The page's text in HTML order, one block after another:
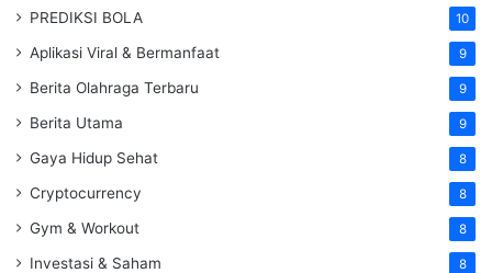
PREDIKSI BOLA 10
Aplikasi Viral & Bermanfaat 9
Berita Olahraga Terbaru 9
Berita Utama 9
Gaya Hidup Sehat 8
Cryptocurrency 8
Gym & Workout 8
Investasi & Saham 8